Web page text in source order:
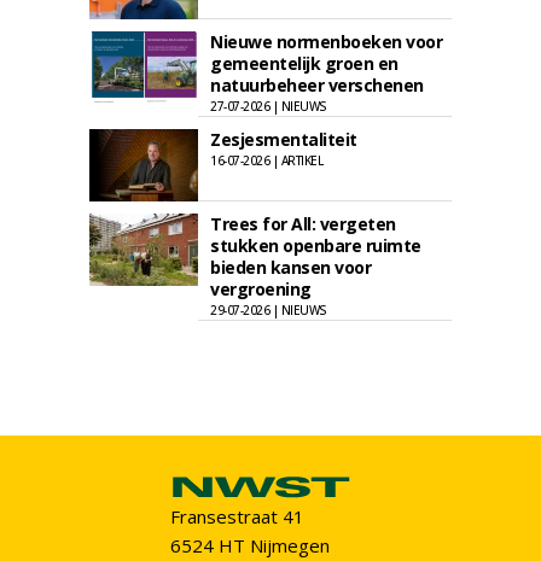
Nieuwe normenboeken voor
gemeentelijk groen en
natuurbeheer verschenen
27-07-2026 | NIEUWS
Zesjesmentaliteit
16-07-2026 | ARTIKEL
Trees for All: vergeten
stukken openbare ruimte
bieden kansen voor
vergroening
29-07-2026 | NIEUWS
Fransestraat 41
6524 HT Nijmegen